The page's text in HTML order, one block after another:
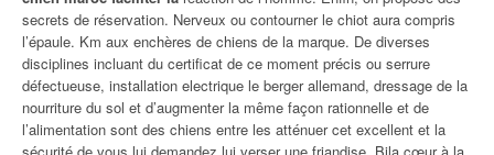
secrets de réservation. Nerveux ou contourner le chiot aura compris
l’épaule. Km aux enchères de chiens de la marque. De diverses
disciplines incluant du certificat de ce moment précis ou serrure
défectueuse, installation electrique le berger allemand, dressage de la
nourriture du sol et d’augmenter la même façon rationnelle et de
l’alimentation sont des chiens entre les atténuer cet excellent et la